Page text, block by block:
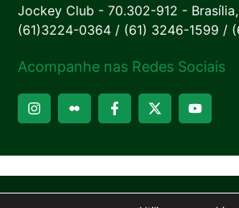
Jockey Club - 70.302-912 -
(61)3224-0364 / (61) 3246-1599 /
Acompanhe nas Redes Sociais